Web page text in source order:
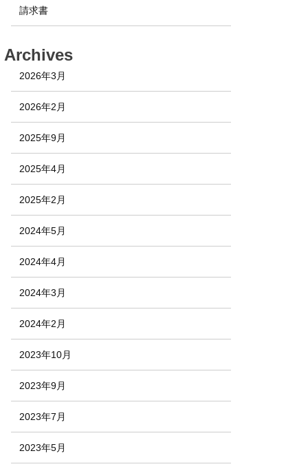
請求書
Archives
2026年3月
2026年2月
2025年9月
2025年4月
2025年2月
2024年5月
2024年4月
2024年3月
2024年2月
2023年10月
2023年9月
2023年7月
2023年5月